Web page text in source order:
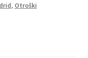
, Otroški